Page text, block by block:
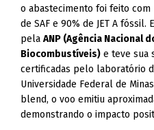
o abastecimento foi feito com
de SAF e 90% de JET A
pelaANP (Agência Nacional
Biocombustíveis) e teve sua
certificadas pelo laboratório
Universidade Federal de
blend, o voo emitiu
demonstrando o impacto